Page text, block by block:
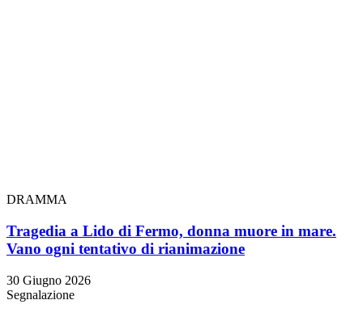
DRAMMA
Tragedia a Lido di Fermo, donna muore in mare.
Vano ogni tentativo di rianimazione
30 Giugno 2026
Segnalazione